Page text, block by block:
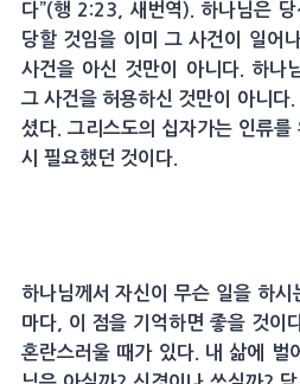
다”(행 2:23, 새번역). 하나님은
당할 것임을 이미 그 사건이 일어
사건을 아신 것만이 아니다. 하나
그 사건을 허용하신 것만이 아니다
셨다. 그리스도의 십자가는 인류
시 필요했던 것이다.
하나님께서 자신이 무슨 일을 하시
마다, 이 점을 기억하면 좋을 것이
혼란스러울 때가 있다. 내 삶에 벌